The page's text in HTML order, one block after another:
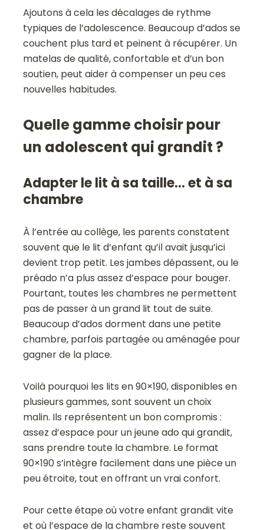
Ajoutons à cela les décalages de rythme
typiques de l’adolescence. Beaucoup d’ados se
couchent plus tard et peinent à récupérer. Un
matelas de qualité, confortable et d’un bon
soutien, peut aider à compenser un peu ces
nouvelles habitudes.
Quelle gamme choisir pour
un adolescent qui grandit ?
Adapter le lit à sa taille… et à sa
chambre
À l’entrée au collège, les parents constatent
souvent que le lit d’enfant qu’il avait jusqu’ici
devient trop petit. Les jambes dépassent, ou le
préado n’a plus assez d’espace pour bouger.
Pourtant, toutes les chambres ne permettent
pas de passer à un grand lit tout de suite.
Beaucoup d’ados dorment dans une petite
chambre, parfois partagée ou aménagée pour
gagner de la place.
Voilà pourquoi les lits en 90×190, disponibles en
plusieurs gammes, sont souvent un choix
malin. Ils représentent un bon compromis :
assez d’espace pour un jeune ado qui grandit,
sans prendre toute la chambre. Le format
90×190 s’intègre facilement dans une pièce un
peu étroite, tout en offrant un vrai confort.
Pour cette étape où votre enfant grandit vite
et où l’espace de la chambre reste souvent